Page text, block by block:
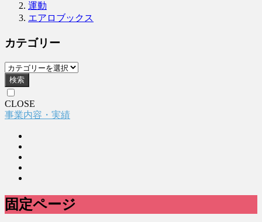
運動
エアロブックス
カテゴリー
検索
CLOSE
事業内容・実績
固定ページ